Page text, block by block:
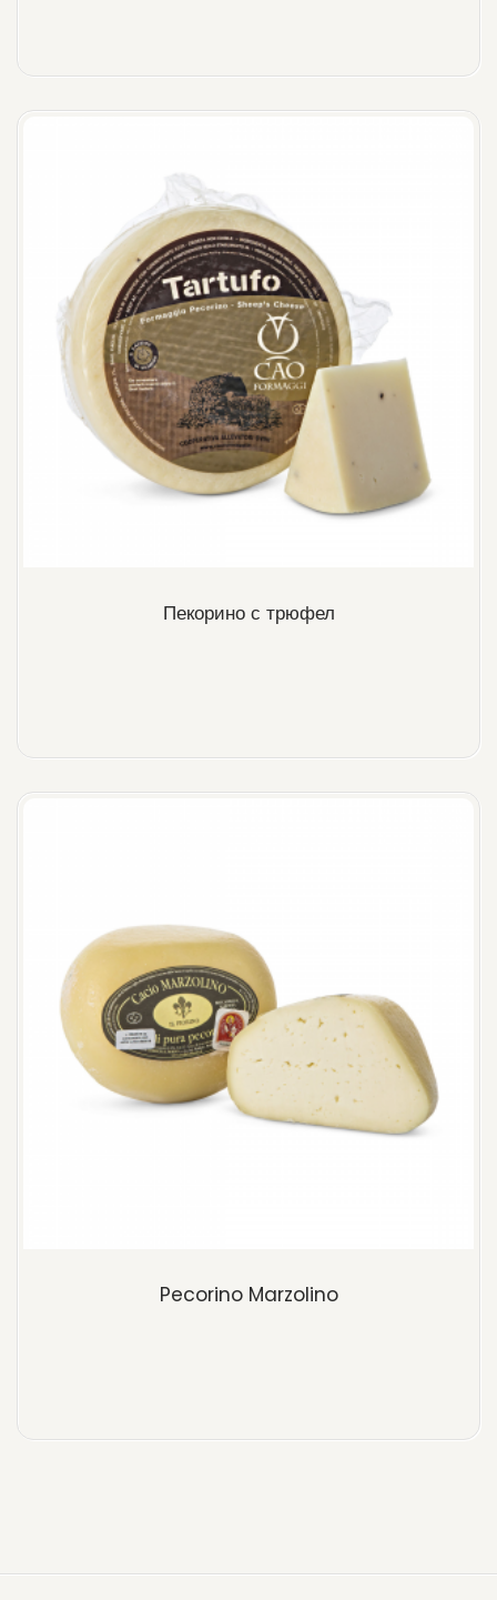
Пекорино с трюфел
Pecorino Marzolino